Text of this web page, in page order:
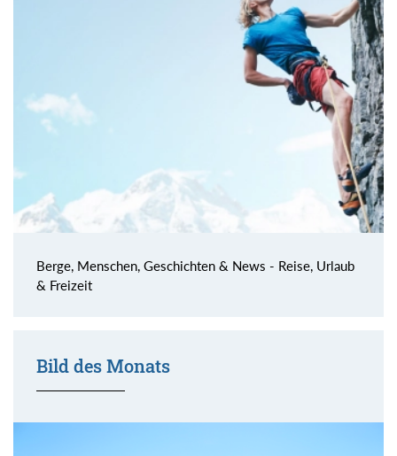
Berge, Menschen, Geschichten & News - Reise, Urlaub
& Freizeit
Bild des Monats